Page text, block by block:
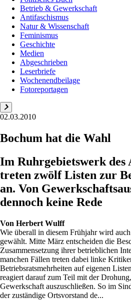
Betrieb & Gewerkschaft
Antifaschismus
Natur & Wissenschaft
Feminismus
Geschichte
Medien
Abgeschrieben
Leserbriefe
Wochenendbeilage
Fotoreportagen
02.03.2010
Bochum hat die Wahl
Im Ruhrgebietswerk des
treten zwölf Listen zur
an. Von
dennoch keine Rede
Von Herbert Wulff
Wie überall in diesem Frühjahr wird
gewählt. Mitte März entscheiden die
Zusammensetzung ihrer betrieblichen
manchen Fällen treten dabei linke
Betriebsratsmehrheiten auf eigenen
reagiert darauf zum Teil mit der
Gewerkschaft auszuschließen. So im
der zuständige Ortsvorstand de...